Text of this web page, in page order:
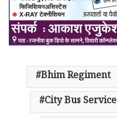
Bhim Regiment
City Bus Service